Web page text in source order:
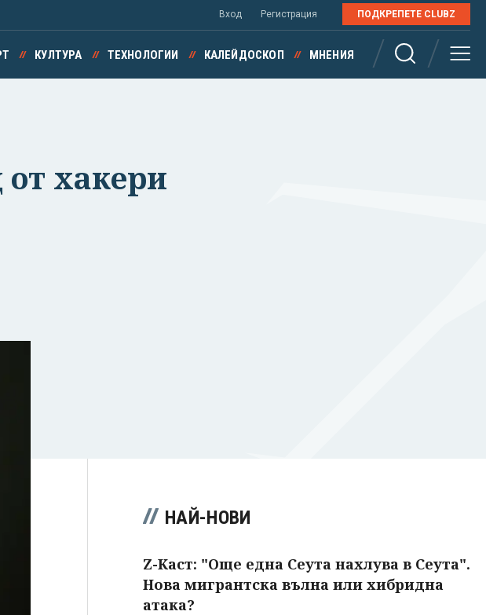
Вход Регистрация ПОДКРЕПЕТЕ CLUBZ
КУЛТУРА ТЕХНОЛОГИИ КАЛЕЙДОСКОП МНЕНИЯ
хакери
НАЙ-НОВИ
Z-Каст: "Още една Сеута нахлува в Сеута".
Нова мигрантска вълна или хибридна
атака?